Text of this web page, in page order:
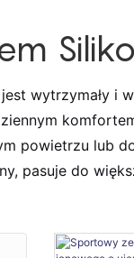
jest wytrzymały i
powietrzu lub
pasuje do